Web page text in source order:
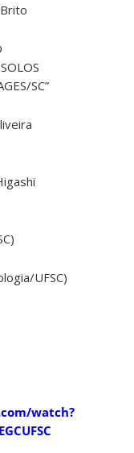
SC”
UFSC)
watch?